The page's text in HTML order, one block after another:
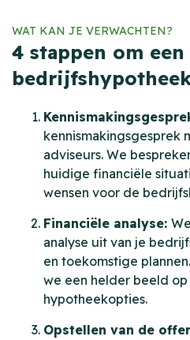
WAT KAN JE VERWACHTEN?
4 stappen om een
kennismakingsgesprek
adviseurs. We
huidige financiële
wensen voor de
Financiële analyse:
analyse uit van je
en toekomstige
we een helder beeld
hypotheekopties.
Opstellen van de